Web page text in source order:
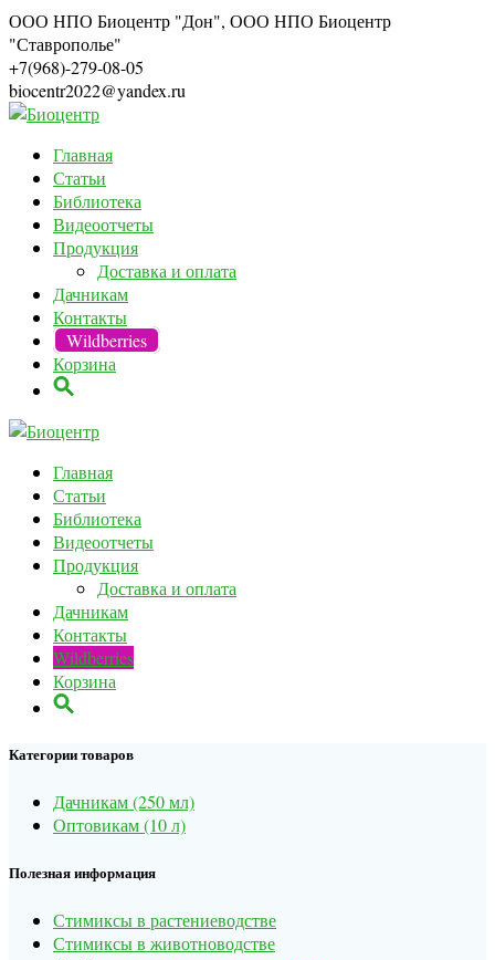
ООО НПО Биоцентр "Дон", ООО НПО Биоцентр
"Ставрополье"
+7(968)-279-08-05
biocentr2022@yandex.ru
Главная
Статьи
Библиотека
Видеоотчеты
Продукция
Доставка и оплата
Дачникам
Контакты
Wildberries
Корзина
Главная
Статьи
Библиотека
Видеоотчеты
Продукция
Доставка и оплата
Дачникам
Контакты
Wildberries
Корзина
Категории товаров
Дачникам (250 мл)
Оптовикам (10 л)
Полезная информация
Стимиксы в растениеводстве
Стимиксы в животноводстве